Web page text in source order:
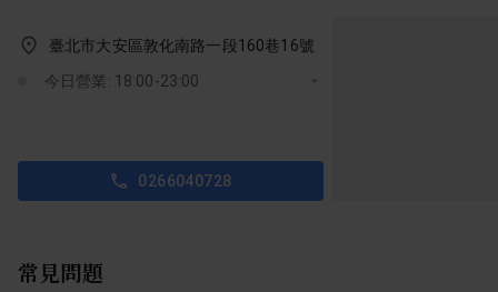
臺北市大安區敦化南路一段160巷16號
今日營業: 18:00-23:00
0266040728
常見問題